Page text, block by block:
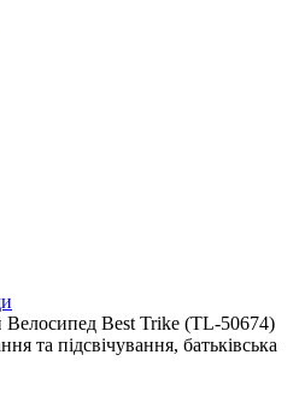
Велосипед Best Trike (TL-50674)
та підсвічування, батьківська